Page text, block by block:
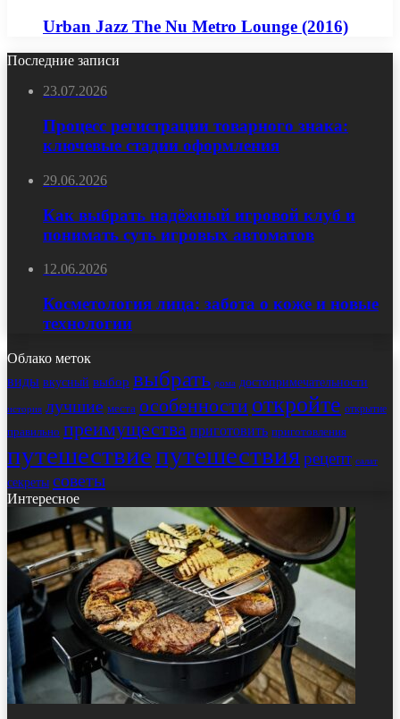
Urban Jazz The Nu Metro Lounge (2016)
Последние записи
23.07.2026
Процесс регистрации товарного знака:
ключевые стадии оформления
29.06.2026
Как выбрать надёжный игровой клуб и
понимать суть игровых автоматов
12.06.2026
Косметология лица: забота о коже и новые
технологии
Облако меток
виды вкусный выбор выбрать дома достопримечательности
история лучшие места особенности откройте открытие
правильно преимущества приготовить приготовления
путешествиепутешествиярецепт салат
секреты советы
Интересное